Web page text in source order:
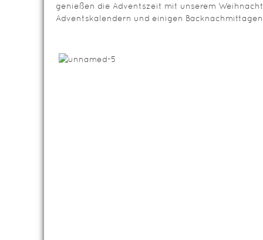
genießen die Adventszeit mit unserem
Adventskalendern und einigen